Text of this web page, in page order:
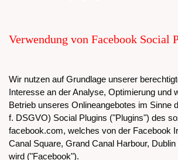
Verwendung von Facebook Social
Wir nutzen auf Grundlage unserer
Interesse an der Analyse, Optimierung und
Betrieb unseres Onlineangebotes im Sinne
f. DSGVO) Social Plugins ("Plugins") des
facebook.com, welches von der Facebook
Canal Square, Grand Canal Harbour,
wird ("Facebook").